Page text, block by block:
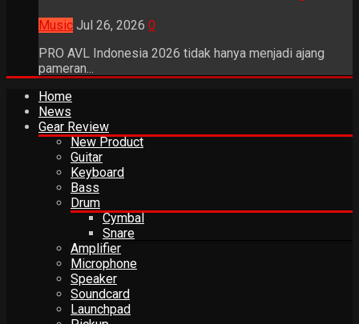
Music Jul 26, 2026 0
PRO AVL Indonesia 2026 tidak hanya menjadi ajang
pameran...
Home
News
Gear Review
New Product
Guitar
Keyboard
Bass
Drum
Cymbal
Snare
Amplifier
Microphone
Speaker
Soundcard
Launchpad